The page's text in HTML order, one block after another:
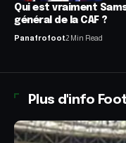
Qui est vraiment
général de la CAF ?
Panafrofoot2 Min Read
Plus d'info